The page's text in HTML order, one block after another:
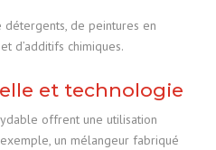
détergents, de peintures en
d’additifs chimiques.
et technologie
offrent une utilisation
un mélangeur fabriqué